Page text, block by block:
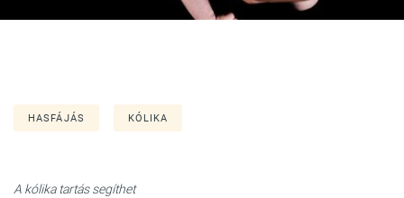
HASFÁJÁS KÓLIKA
A kólika tartás segíthet